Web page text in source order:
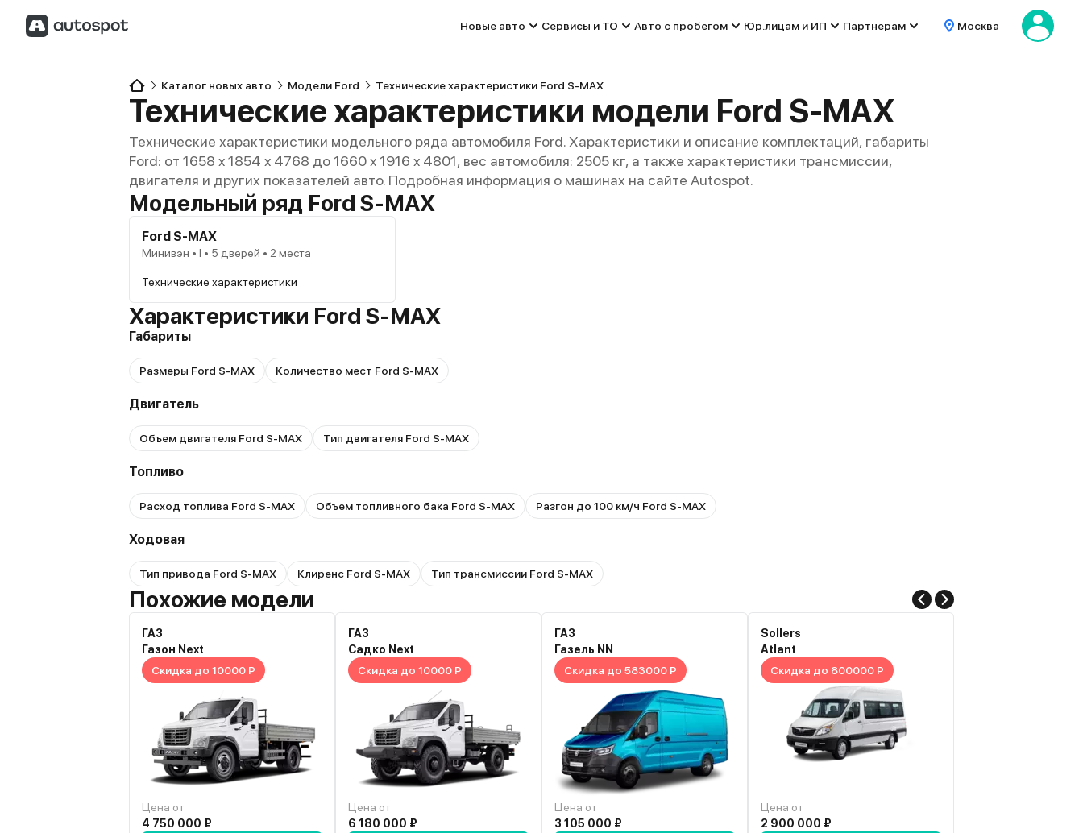
Новые авто Сервисы и ТО Авто с пробегом Юр.лицам и ИП Партнерам Москва
Каталог новых авто Модели Ford Технические характеристики Ford S-MAX
Технические характеристики модели Ford S-MAX
Технические характеристики модельного ряда автомобиля Ford. Характеристики и описание комплектаций, габариты
Ford: от 1658 x 1854 x 4768 до 1660 x 1916 x 4801, вес автомобиля: 2505 кг, а также характеристики трансмиссии,
двигателя и других показателей авто. Подробная информация о машинах на сайте Autospot.
Модельный ряд Ford S-MAX
Ford S-MAX
Минивэн • I • 5 дверей • 2 места
Технические характеристики
Характеристики Ford S-MAX
Габариты
Размеры Ford S-MAX Количество мест Ford S-MAX
Двигатель
Объем двигателя Ford S-MAX Тип двигателя Ford S-MAX
Топливо
Расход топлива Ford S-MAX Объем топливного бака Ford S-MAX Разгон до 100 км/ч Ford S-MAX
Ходовая
Тип привода Ford S-MAX Клиренс Ford S-MAX Тип трансмиссии Ford S-MAX
Похожие модели
ГАЗ
Газон Next
Скидка до 10000 Р
Цена от
4 750 000 ₽
ГАЗ
Садко Next
Скидка до 10000 Р
Цена от
6 180 000 ₽
ГАЗ
Газель NN
Скидка до 583000 Р
Цена от
3 105 000 ₽
Sollers
Atlant
Скидка до 800000 Р
Цена от
2 900 000 ₽